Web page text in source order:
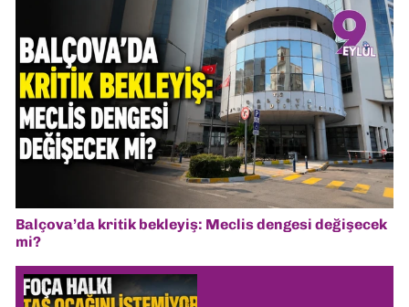
Balçova’da kritik bekleyiş: Meclis dengesi değişecek
mi?